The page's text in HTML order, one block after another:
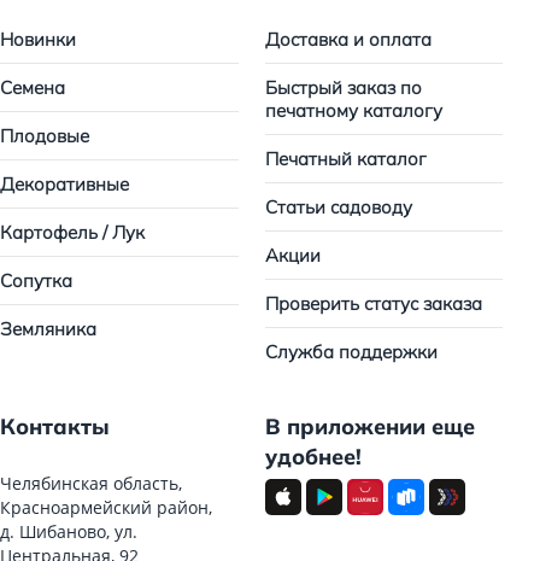
Новинки
Семена
Плодовые
Декоративные
Картофель / Лук
Сопутка
Земляника
Доставка и оплата
Быстрый заказ по
печатному каталогу
Печатный каталог
Статьи садоводу
Акции
Проверить статус заказа
Служба поддержки
Контакты
Челябинская область,
Красноармейский район,
д. Шибаново, ул.
Центральная, 92
В приложении еще
удобнее!